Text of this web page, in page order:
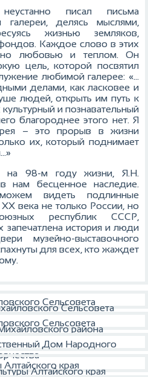
писал письма
галереи, делясь мыслями,
жизнью земляков,
Каждое слово в этих
любовью и теплом. Он
цель, которой посвятил
любимой галерее: «…
делами, как ласковее и
людей, открыть им путь к
и познавательный
благороднее этого нет. Я
– это прорыв в жизни
их, который поднимает
на 98-м году жизни, Я.Н.
нам бесценное наследие.
видеть подлинные
века не только России, но
республик СССР,
запечатлена история и люди
музейно-выставочного
для всех, кто жаждет
Сельсовета
района
Дом Народного
Алтайского края